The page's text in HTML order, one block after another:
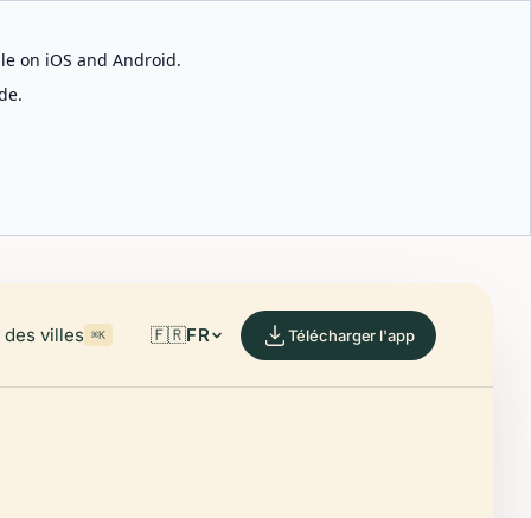
on iOS and Android.
villes ⌘K 🇫🇷FR Télécharger l'app